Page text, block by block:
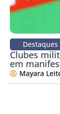
Destaques
Clubes
em
Mayara